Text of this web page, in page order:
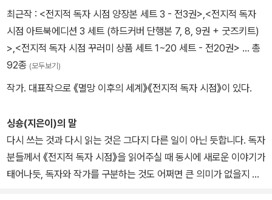
군인 시체로 붉게 물든 한강, 쓰러진 빌딩 사이로 K1 탱크를 장난감처
럼 짓밟는 괴물들.
[메인 시나리오 #1 - '가치 증명'이 종료됐습니다!]
[기본 클리어 보상으로 300코인을 획득했습니다.]
[추가 보상 정산이 시작됩니다.]
하나의 세계가 멸망하고 새로운 세계가 태어나고 있었다.
그리고 나는 이 세계의 결말을 아는 유일한 독자였다. _⟪전지적 독자
최근작 : <전지적 독자 시점 양장본 세트 3 - 전3권>,<전지적 독자
시점 아트북에디션 3 세트 (하드커버 단행본 7, 8, 9권 + 굿즈키트)
>,<전지적 독자 시점 꾸러미 상품 세트 1~20 세트 - 전20권> … 총
92종 (모두보기)
작가. 대표작으로 《멸망 이후의 세계》《전지적 독자 시점》이 있다.
싱숑(지은이)의 말
다시 쓰는 것과 다시 읽는 것은 그다지 다른 일이 아닌 듯합니다. 독자
분들께서 《전지적 독자 시점》을 읽어주실 때 동시에 새로운 이야기가
태어나듯, 독자와 작가를 구분하는 것도 어쩌면 큰 의미가 없을지 모